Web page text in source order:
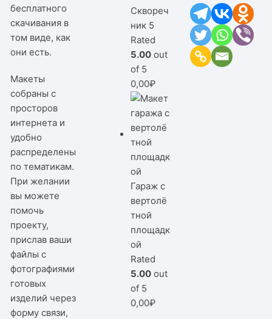
бесплатного
скачивания в
том виде, как
они есть.
Макеты
собраны с
просторов
интернета и
удобно
распределены
по тематикам.
При желании
вы можете
помочь
проекту,
прислав ваши
файлы с
фотографиями
готовых
изделий через
форму связи,
Сквореч
ник 5
Rated
5.00 out
of 5
0,00₽
Гараж с
вертолё
тной
площадк
ой
Rated
5.00 out
of 5
0,00₽